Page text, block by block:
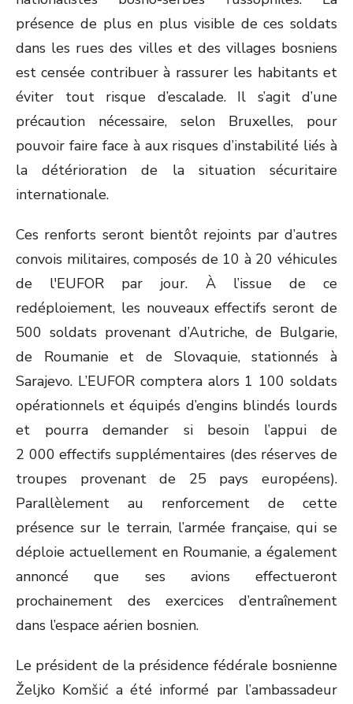
présence de plus en plus visible de ces soldats
dans les rues des villes et des villages bosniens
est censée contribuer à rassurer les habitants et
éviter tout risque d’escalade. Il s’agit d’une
précaution nécessaire, selon Bruxelles, pour
pouvoir faire face à aux risques d’instabilité liés à
la détérioration de la situation sécuritaire
internationale.
Ces renforts seront bientôt rejoints par d’autres
convois militaires, composés de 10 à 20 véhicules
de l'EUFOR par jour. À l’issue de ce
redéploiement, les nouveaux effectifs seront de
500 soldats provenant d’Autriche, de Bulgarie,
de Roumanie et de Slovaquie, stationnés à
Sarajevo. L’EUFOR comptera alors 1 100 soldats
opérationnels et équipés d’engins blindés lourds
et pourra demander si besoin l’appui de
2 000 effectifs supplémentaires (des réserves de
troupes provenant de 25 pays européens).
Parallèlement au renforcement de cette
présence sur le terrain, l’armée française, qui se
déploie actuellement en Roumanie, a également
annoncé que ses avions effectueront
prochainement des exercices d’entraînement
dans l’espace aérien bosnien.
Le président de la présidence fédérale bosnienne
Željko Komšić a été informé par l’ambassadeur